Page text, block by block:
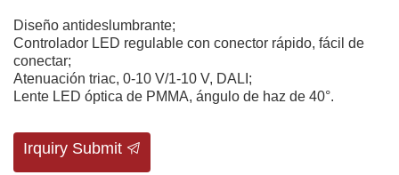
Diseño antideslumbrante;
Controlador LED regulable con conector rápido, fácil de
conectar;
Atenuación triac, 0-10 V/1-10 V, DALI;
Lente LED óptica de PMMA, ángulo de haz de 40°.
Irquiry Submit